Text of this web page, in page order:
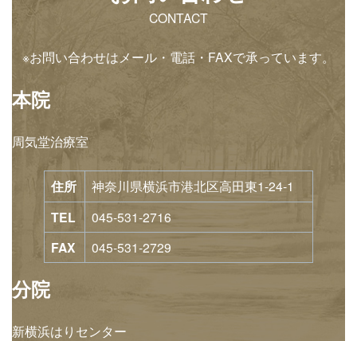
CONTACT
※お問い合わせはメール・電話・FAXで承っています。
本院
周気堂治療室
住所 神奈川県横浜市港北区高田東1-24-1
TEL 045-531-2716
FAX 045-531-2729
分院
新横浜はりセンター